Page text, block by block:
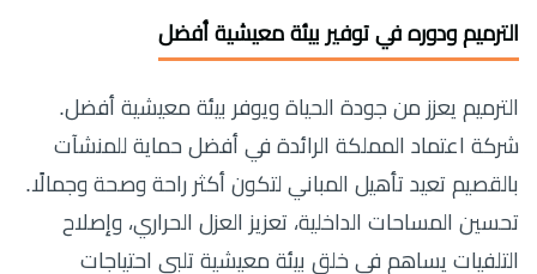
الترميم ودوره في توفير بيئة معيشية أفضل
الترميم يعزز من جودة الحياة ويوفر بيئة معيشية أفضل.
شركة اعتماد المملكة الرائدة في أفضل حماية للمنشآت
بالقصيم تعيد تأهيل المباني لتكون أكثر راحة وصحة وجمالًا.
تحسين المساحات الداخلية، تعزيز العزل الحراري، وإصلاح
التلفيات يساهم في خلق بيئة معيشية تلبي احتياجات